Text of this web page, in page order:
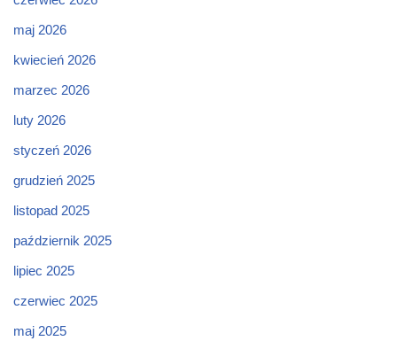
maj 2026
kwiecień 2026
marzec 2026
luty 2026
styczeń 2026
grudzień 2025
listopad 2025
październik 2025
lipiec 2025
czerwiec 2025
maj 2025